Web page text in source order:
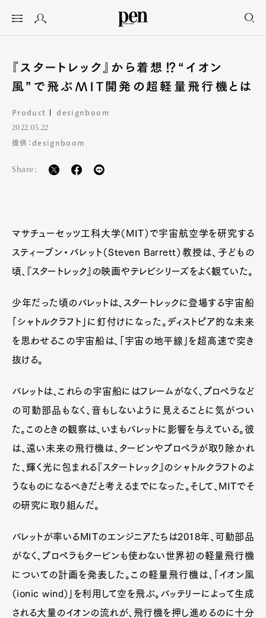
『スタートレック』から着想⁉“イオン
風”で飛ぶMIT開発の超軽量飛行機とは
Product designboom
2022.05.22
提供：designboom
Share:
マサチューセッツ工科大学（MIT）で宇宙航空学を研究する
スティーブン・バレット（Steven Barrett）教授は、子どもの
頃、『スタートレック』の映画やテレビシリーズをよく観ていた。
少年だった頃のバレットは、スタートレックに登場する宇宙船
「シャトルクラフト」に釘付けになった。ディストピア的な未来
を思わせるこの宇宙船は、「宇宙の地平線」を超高速で突き
抜ける。
バレットは、これらの宇宙船にはフレームがなく、プロペラなど
の可動部品もなく、音もしないように見えることに気がつい
た。このときの観察は、いまもバレットに影響を与えている。彼
は、遠い未来の飛行機は、タービンやプロペラが取り除かれ
た、輝く光に包まれる『スタートレック』のシャトルクラフトのよ
うなものになるべきだと考えるまでになった。そして、MITでそ
の研究に取り組んだ。
バレットが率いるMITのエンジニアたちは2018年、可動部品
がなく、プロペラもタービンも使わない世界初の軽量飛行機
についての計画を発表した。この軽量飛行機は、「イオン風
（ionic wind）」を利用して空を飛ぶ。バッテリーによって生成
される大量のイオンの流れが、飛行機を押し進めるのに十分